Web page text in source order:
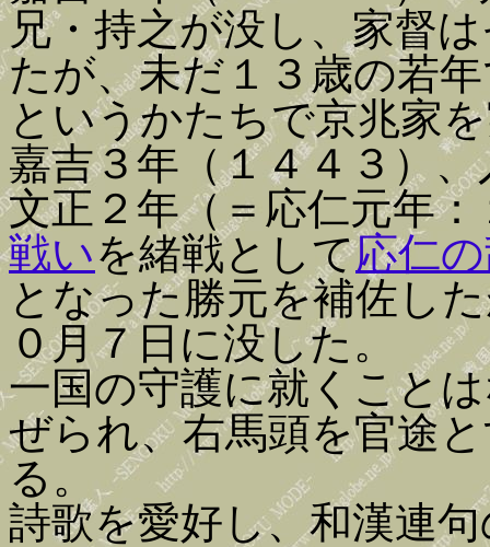
兄・持之が没し、家督
たが、未だ１３歳の若
というかたちで京兆家
嘉吉３年（１４４３）
文正２年（＝応仁元年
戦いを緒戦として応仁
となった勝元を補佐し
０月７日に没した。
一国の守護に就くこと
ぜられ、右馬頭を官途
る。
詩歌を愛好し、和漢連